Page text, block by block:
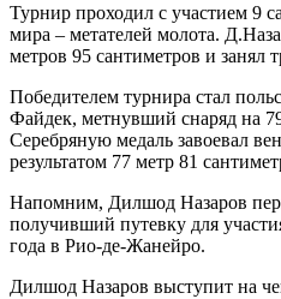
Турнир проходил с участием 9
мира – метателей молота.
метров 95 сантиметров и занял
Победителем турнира стал
Файдек, метнувший снаряд на
Серебряную медаль завоевал
результатом 77 метр 81
Напомним, Дилшод Назаров
получивший путевку для
года в Рио-де-Жанейро.
Дилшод Назаров выступит на